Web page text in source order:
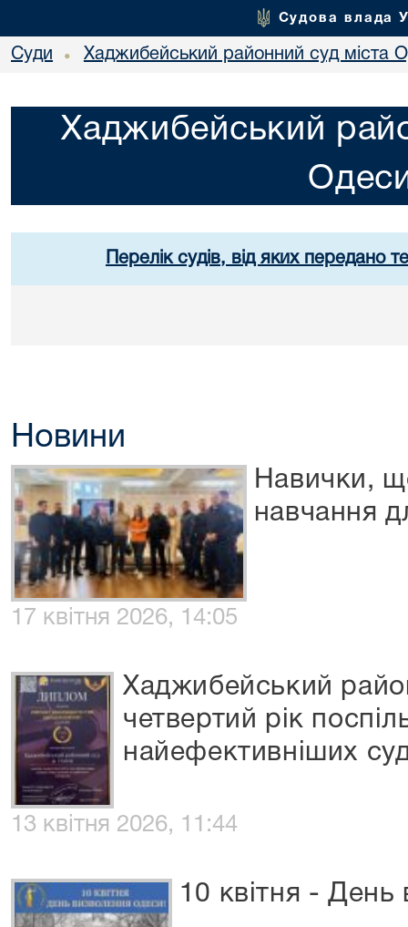
Судова влада
Суди • Хаджибейський районний суд міста
Хаджибейський
Перелік судів, від яких передано
Новини
Навички,
навчання
17 квітня 2026, 14:05
Хаджибейський
четвертий рік
найефективніших
13 квітня 2026, 11:44
10 квітня -